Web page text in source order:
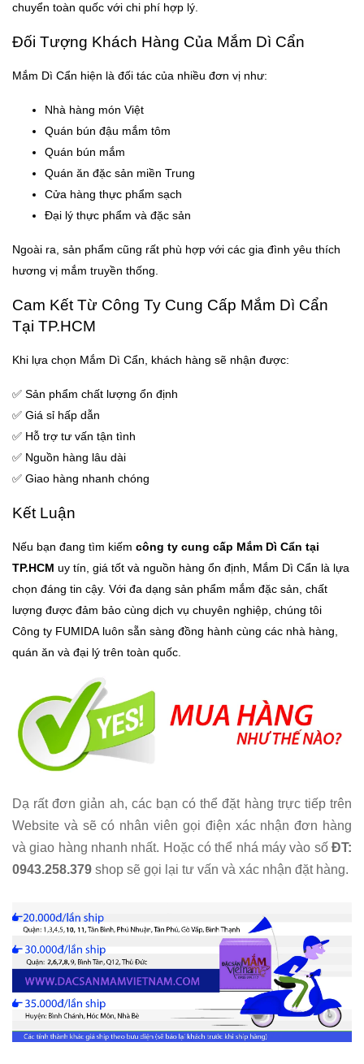
chuyển toàn quốc với chi phí hợp lý.
Đối Tượng Khách Hàng Của Mắm Dì Cẩn
Mắm Dì Cẩn hiện là đối tác của nhiều đơn vị như:
Nhà hàng món Việt
Quán bún đậu mắm tôm
Quán bún mắm
Quán ăn đặc sản miền Trung
Cửa hàng thực phẩm sạch
Đại lý thực phẩm và đặc sản
Ngoài ra, sản phẩm cũng rất phù hợp với các gia đình yêu thích
hương vị mắm truyền thống.
Cam Kết Từ Công Ty Cung Cấp Mắm Dì Cẩn
Tại TP.HCM
Khi lựa chọn Mắm Dì Cẩn, khách hàng sẽ nhận được:
✅ Sản phẩm chất lượng ổn định
✅ Giá sỉ hấp dẫn
✅ Hỗ trợ tư vấn tận tình
✅ Nguồn hàng lâu dài
✅ Giao hàng nhanh chóng
Kết Luận
Nếu bạn đang tìm kiếm công ty cung cấp Mắm Dì Cẩn tại
TP.HCM uy tín, giá tốt và nguồn hàng ổn định, Mắm Dì Cẩn là lựa
chọn đáng tin cậy. Với đa dạng sản phẩm mắm đặc sản, chất
lượng được đảm bảo cùng dịch vụ chuyên nghiệp, chúng tôi
Công ty FUMIDA luôn sẵn sàng đồng hành cùng các nhà hàng,
quán ăn và đại lý trên toàn quốc.
Dạ rất đơn giản ah, các bạn có thể đặt hàng trực tiếp trên
Website và sẽ có nhân viên gọi điện xác nhận đơn hàng
và giao hàng nhanh nhất. Hoặc có thể nhá máy vào số ĐT:
0943.258.379 shop sẽ gọi lại tư vấn và xác nhận đặt hàng.